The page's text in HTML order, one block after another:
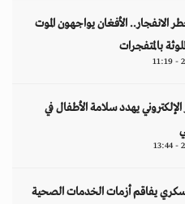
الانفجار.. الأفغان يواجهون الموت
بالمتفجرات
يهدد سلامة الأطفال في
يفاقم أزمات الخدمات الصحية